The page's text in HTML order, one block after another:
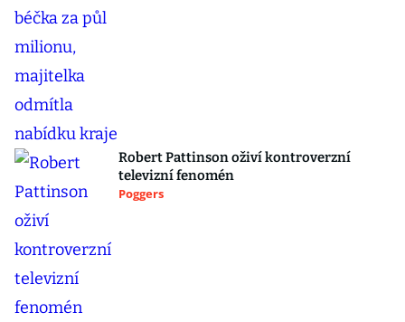
Robert Pattinson oživí kontroverzní
televizní fenomén
Poggers